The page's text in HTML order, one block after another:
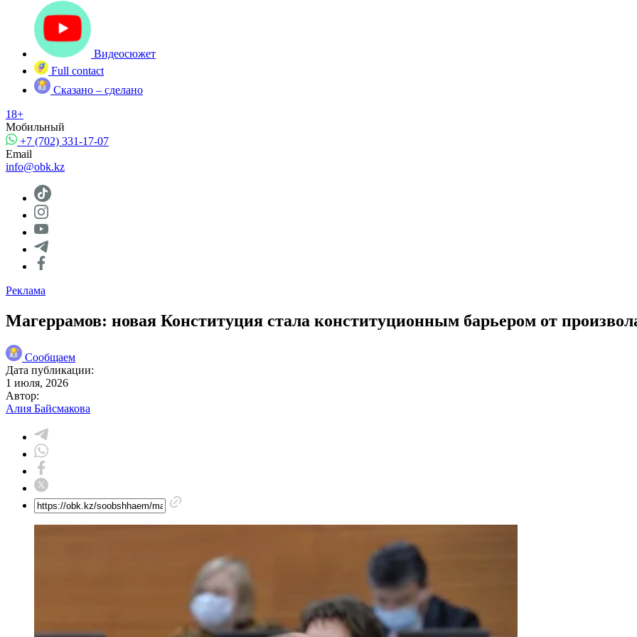
Видеосюжет
Full contact
Сказано – сделано
18+
Мобильный
+7 (702) 331-17-07
Email
info@obk.kz
Реклама
Магеррамов: новая Конституция стала конституционным барьером от
Сообщаем
Дата публикации:
1 июля, 2026
Автор:
Алия Байсмакова